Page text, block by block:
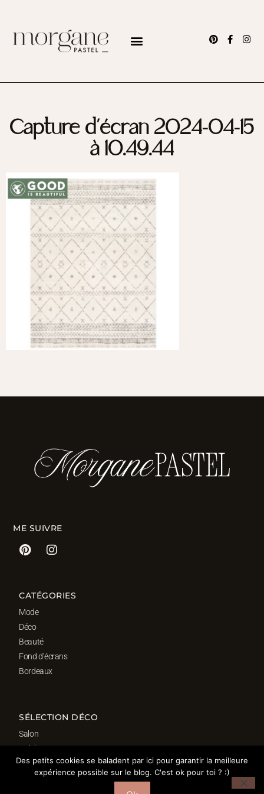
Capture d’écran 2024-04-15
à 10.49.44
ME SUIVRE
CATÉGORIES
Mode
Déco
Beauté
Fond d’écrans
Bordeaux
SÉLECTION DÉCO
Salon
Cuisine
Salle de bain
Chambre
Des petits cookies se baladent par ici pour garantir la meilleure
expérience possible sur le blog. C'est ok pour toi ? :)